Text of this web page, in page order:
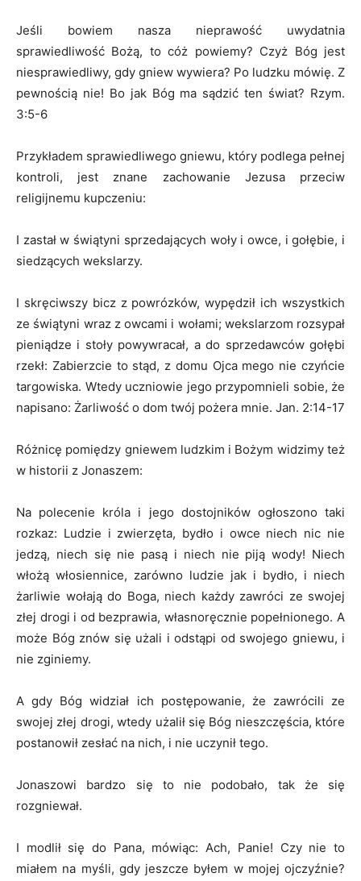
Jeśli bowiem nasza nieprawość uwydatnia
sprawiedliwość Bożą, to cóż powiemy? Czyż Bóg jest
niesprawiedliwy, gdy gniew wywiera? Po ludzku mówię. Z
pewnością nie! Bo jak Bóg ma sądzić ten świat? Rzym.
3:5-6
Przykładem sprawiedliwego gniewu, który podlega pełnej
kontroli, jest znane zachowanie Jezusa przeciw
religijnemu kupczeniu:
I zastał w świątyni sprzedających woły i owce, i gołębie, i
siedzących wekslarzy.
I skręciwszy bicz z powrózków, wypędził ich wszystkich
ze świątyni wraz z owcami i wołami; wekslarzom rozsypał
pieniądze i stoły powywracał, a do sprzedawców gołębi
rzekł: Zabierzcie to stąd, z domu Ojca mego nie czyńcie
targowiska. Wtedy uczniowie jego przypomnieli sobie, że
napisano: Żarliwość o dom twój pożera mnie. Jan. 2:14-17
Różnicę pomiędzy gniewem ludzkim i Bożym widzimy też
w historii z Jonaszem:
Na polecenie króla i jego dostojników ogłoszono taki
rozkaz: Ludzie i zwierzęta, bydło i owce niech nic nie
jedzą, niech się nie pasą i niech nie piją wody! Niech
włożą włosiennice, zarówno ludzie jak i bydło, i niech
żarliwie wołają do Boga, niech każdy zawróci ze swojej
złej drogi i od bezprawia, własnoręcznie popełnionego. A
może Bóg znów się użali i odstąpi od swojego gniewu, i
nie zginiemy.
A gdy Bóg widział ich postępowanie, że zawrócili ze
swojej złej drogi, wtedy użalił się Bóg nieszczęścia, które
postanowił zesłać na nich, i nie uczynił tego.
Jonaszowi bardzo się to nie podobało, tak że się
rozgniewał.
I modlił się do Pana, mówiąc: Ach, Panie! Czy nie to
miałem na myśli, gdy jeszcze byłem w mojej ojczyźnie?